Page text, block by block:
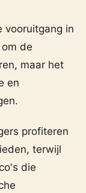
vooruitgang in
de
maar het
en
profiteren
terwijl
die